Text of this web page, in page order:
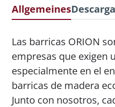
Allgemeines
Las barricas ORION
empresas que exigen
especialmente en el
barricas de madera
Junto con nosotros,